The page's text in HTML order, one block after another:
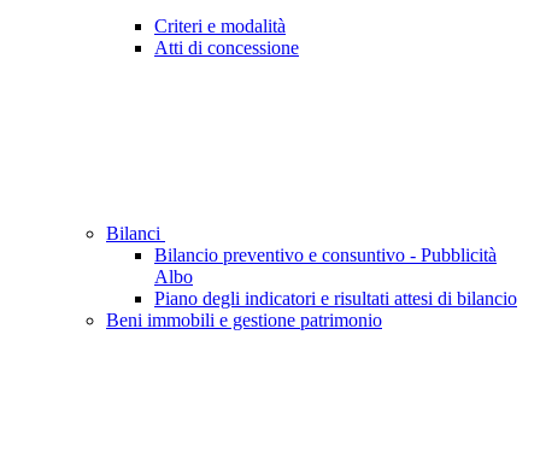
Criteri e modalità
Atti di concessione
Bilanci
Bilancio preventivo e consuntivo - Pubblicità
Albo
Piano degli indicatori e risultati attesi di bilancio
Beni immobili e gestione patrimonio